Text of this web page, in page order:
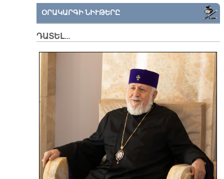
ՕՐԱԿԱՐԳԻ ՆԻՒԹԵՐԸ
ԴԱՏԵԼ…